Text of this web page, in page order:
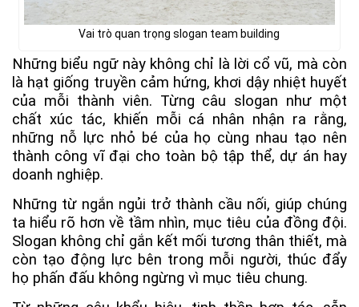
Vai trò quan trọng slogan team building
Những biểu ngữ này không chỉ là lời cổ vũ, mà còn
là hạt giống truyền cảm hứng, khơi dậy nhiệt huyết
của mỗi thành viên. Từng câu slogan như một
chất xúc tác, khiến mỗi cá nhân nhận ra rằng,
những nỗ lực nhỏ bé của họ cùng nhau tạo nên
thành công vĩ đại cho toàn bộ tập thể, dự án hay
doanh nghiệp.
Những từ ngắn ngủi trở thành cầu nối, giúp chúng
ta hiểu rõ hơn về tầm nhìn, mục tiêu của đồng đội.
Slogan không chỉ gắn kết mối tương thân thiết, mà
còn tạo động lực bên trong mỗi người, thúc đẩy
họ phấn đấu không ngừng vì mục tiêu chung.